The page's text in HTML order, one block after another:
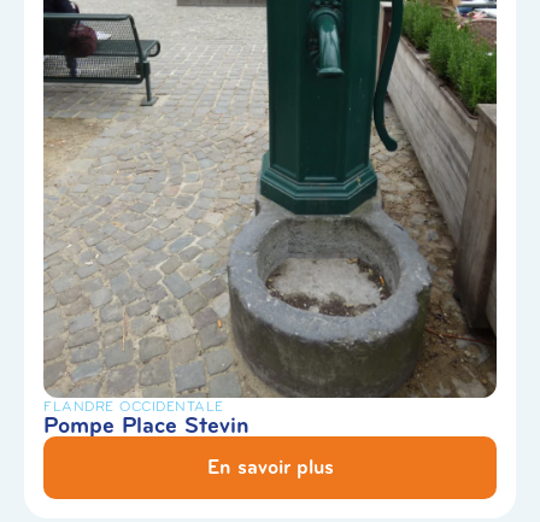
FLANDRE OCCIDENTALE
Pompe Place Stevin
En savoir plus